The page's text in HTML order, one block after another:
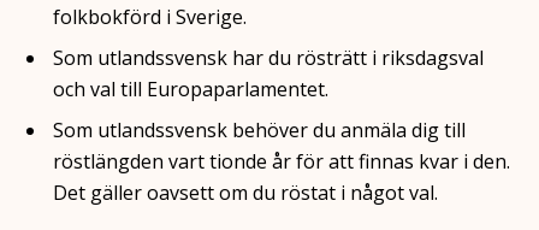
folkbokförd i Sverige.
Som utlandssvensk har du rösträtt i riksdagsval
och val till Europaparlamentet.
Som utlandssvensk behöver du anmäla dig till
röstlängden vart tionde år för att finnas kvar i den.
Det gäller oavsett om du röstat i något val.